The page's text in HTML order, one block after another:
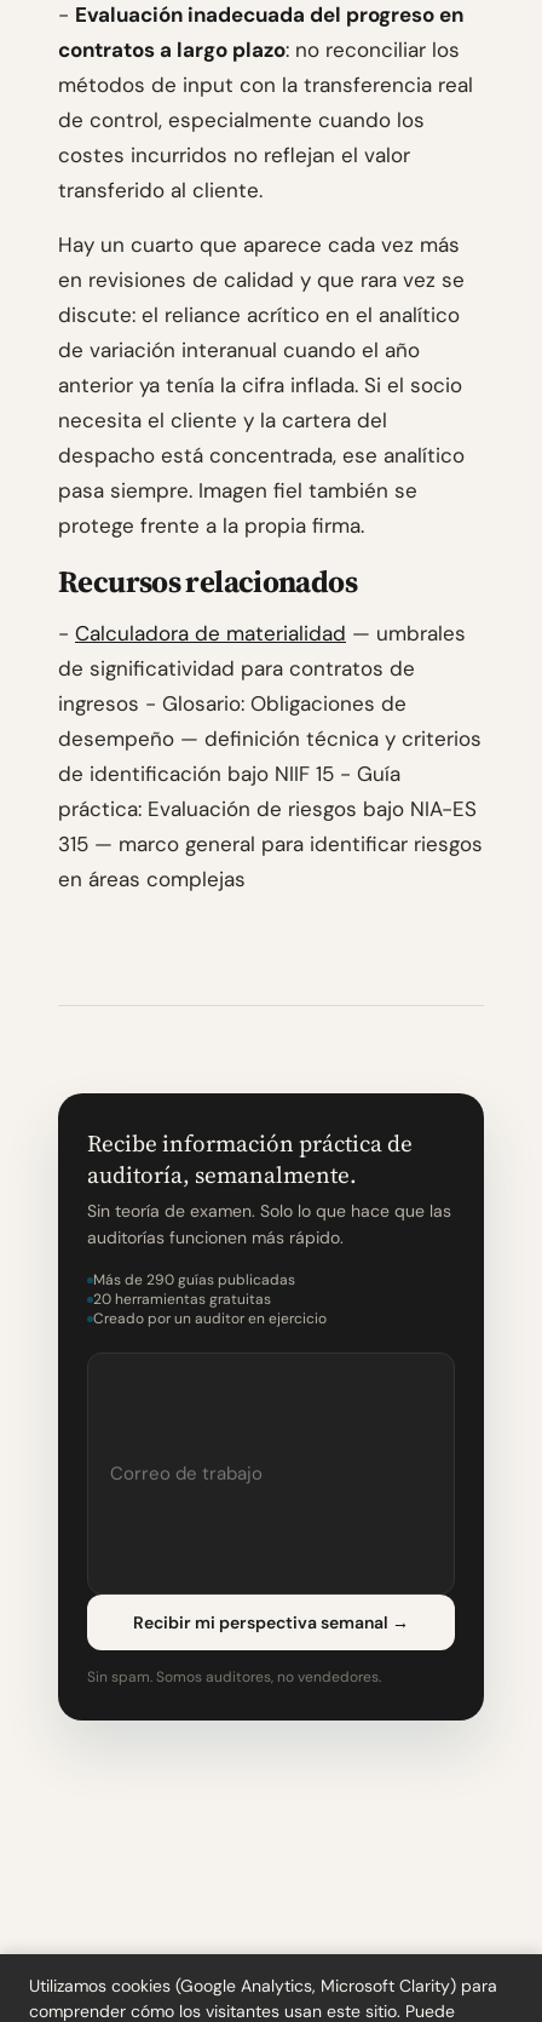
- Evaluación inadecuada del progreso en
contratos a largo plazo: no reconciliar los
métodos de input con la transferencia real
de control, especialmente cuando los
costes incurridos no reflejan el valor
transferido al cliente.
Hay un cuarto que aparece cada vez más
en revisiones de calidad y que rara vez se
discute: el reliance acrítico en el analítico
de variación interanual cuando el año
anterior ya tenía la cifra inflada. Si el socio
necesita el cliente y la cartera del
despacho está concentrada, ese analítico
pasa siempre. Imagen fiel también se
protege frente a la propia firma.
Recursos relacionados
- Calculadora de materialidad — umbrales
de significatividad para contratos de
ingresos - Glosario: Obligaciones de
desempeño — definición técnica y criterios
de identificación bajo NIIF 15 - Guía
práctica: Evaluación de riesgos bajo NIA-ES
315 — marco general para identificar riesgos
en áreas complejas
Recibe información práctica de
auditoría, semanalmente.
Sin teoría de examen. Solo lo que hace que las
auditorías funcionen más rápido.
Más de 290 guías publicadas
20 herramientas gratuitas
Creado por un auditor en ejercicio
Recibir mi perspectiva semanal →
Sin spam. Somos auditores, no vendedores.
Utilizamos cookies (Google Analytics, Microsoft Clarity) para
comprender cómo los visitantes usan este sitio. Puede